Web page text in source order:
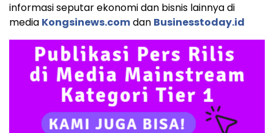
informasi seputar ekonomi dan bisnis lainnya di
media Kongsinews.comdan Businesstoday.id